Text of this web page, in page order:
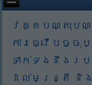
វគ្គបណ្តុះប
ការធ្វើបច្ចុ
ទាក់ទងនឹងរ
ដល់មន្ត្រី និង